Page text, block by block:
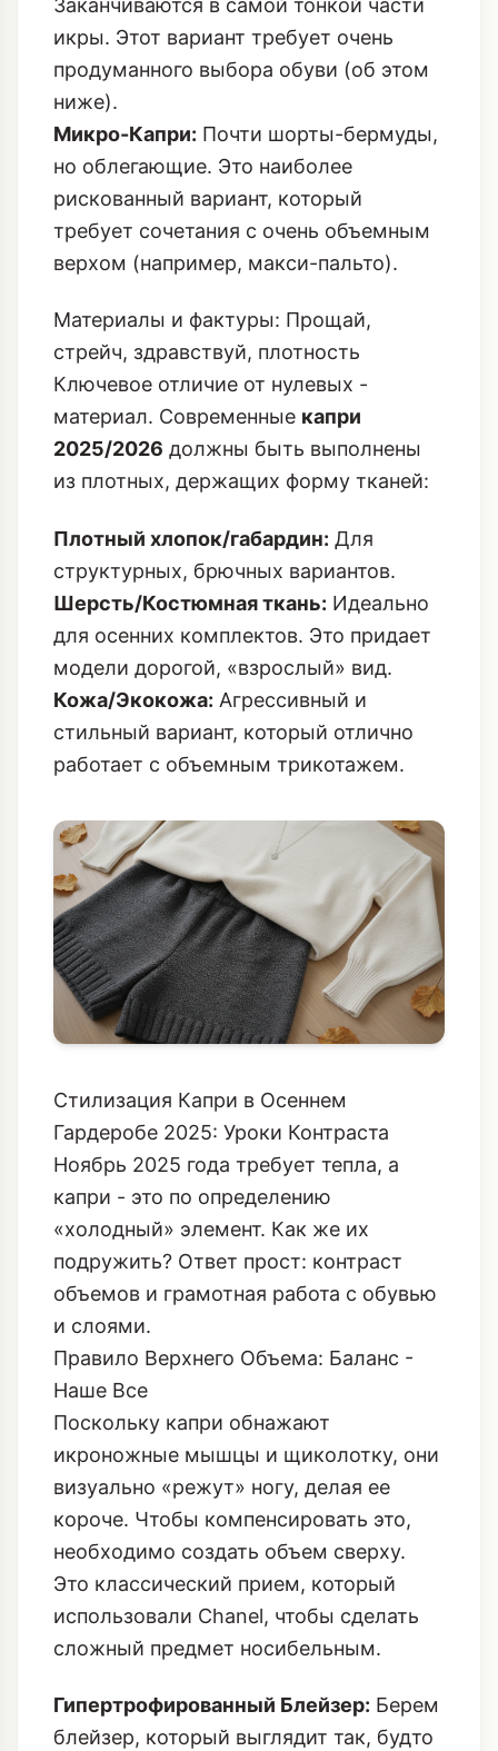
икры. Этот вариант требует очень
продуманного выбора обуви (об этом
ниже).
Микро-Капри: Почти шорты-бермуды,
но облегающие. Это наиболее
рискованный вариант, который
требует сочетания с очень объемным
верхом (например, макси-пальто).
Материалы и фактуры: Прощай,
стрейч, здравствуй, плотность
Ключевое отличие от нулевых -
материал. Современные капри
2025/2026 должны быть выполнены
из плотных, держащих форму тканей:
Плотный хлопок/габардин: Для
структурных, брючных вариантов.
Шерсть/Костюмная ткань: Идеально
для осенних комплектов. Это придает
модели дорогой, «взрослый» вид.
Кожа/Экокожа: Агрессивный и
стильный вариант, который отлично
работает с объемным трикотажем.
Стилизация Капри в Осеннем
Гардеробе 2025: Уроки Контраста
Ноябрь 2025 года требует тепла, а
капри - это по определению
«холодный» элемент. Как же их
подружить? Ответ прост: контраст
объемов и грамотная работа с обувью
и слоями.
Правило Верхнего Объема: Баланс -
Наше Все
Поскольку капри обнажают
икроножные мышцы и щиколотку, они
визуально «режут» ногу, делая ее
короче. Чтобы компенсировать это,
необходимо создать объем сверху.
Это классический прием, который
использовали Chanel, чтобы сделать
сложный предмет носибельным.
Гипертрофированный Блейзер: Берем
блейзер, который выглядит так, будто